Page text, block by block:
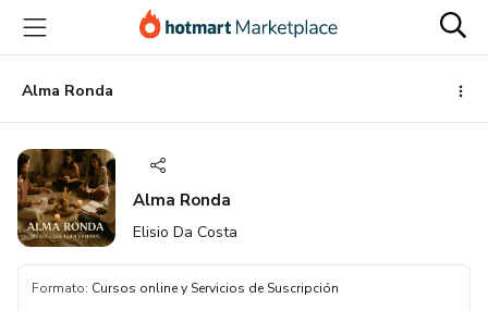
principal
página
de
página
Alma Ronda
Alma Ronda
Elisio Da Costa
Formato: Cursos online y Servicios de Suscripción